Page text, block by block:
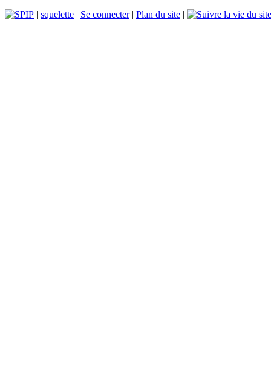
| squelette | Se connecter| Plan du site |